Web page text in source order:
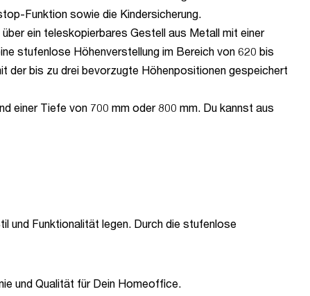
Funktion sowie die Kindersicherung.
ein teleskopierbares Gestell aus Metall mit einer
stufenlose Höhenverstellung im Bereich von 620 bis
der bis zu drei bevorzugte Höhenpositionen gespeichert
einer Tiefe von 700 mm oder 800 mm. Du kannst aus
und Funktionalität legen. Durch die stufenlose
und Qualität für Dein Homeoffice.